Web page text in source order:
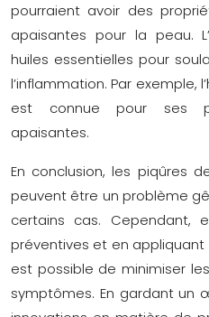
pourraient avoir des
apaisantes pour la peau.
huiles essentielles pour
l’inflammation. Par exemple,
est connue pour ses
apaisantes.
En conclusion, les piqûres
peuvent être un problème
certains cas. Cependant,
préventives et en
est possible de minimiser
symptômes. En gardant un